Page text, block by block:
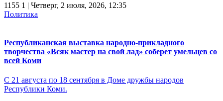
1155 1 | Четверг, 2 июля, 2026, 12:35
Политика
Республиканская выставка народно-прикладного
творчества «Всяк мастер на свой лад» соберет умельцев со
всей Коми
С 21 августа по 18 сентября в Доме дружбы народов
Республики Коми.